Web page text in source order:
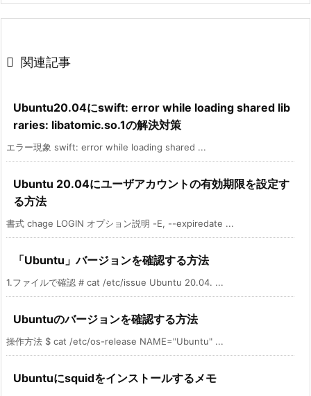
 関連記事
Ubuntu20.04にswift: error while loading shared lib
raries: libatomic.so.1の解決対策
エラー現象 swift: error while loading shared ...
Ubuntu 20.04にユーザアカウントの有効期限を設定す
る方法
書式 chage LOGIN オプション説明 -E, --expiredate ...
「Ubuntu」バージョンを確認する方法
1.ファイルで確認 # cat /etc/issue Ubuntu 20.04. ...
Ubuntuのバージョンを確認する方法
操作方法 $ cat /etc/os-release NAME="Ubuntu" ...
Ubuntuにsquidをインストールするメモ